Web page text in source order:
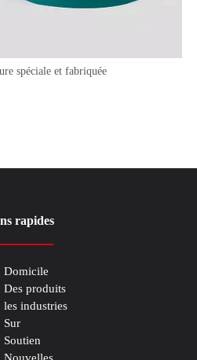
spéciale et fabriquée
rapides
Domicile
Des produits
les industries
Sur
Soutien